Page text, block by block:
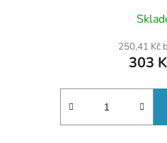
250,41 Kč
303